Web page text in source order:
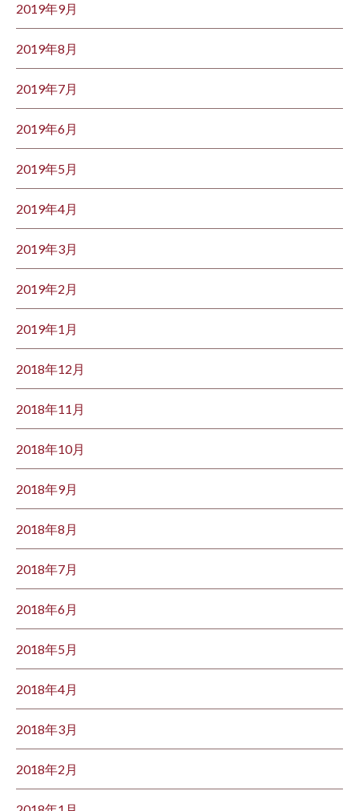
2019年9月
2019年8月
2019年7月
2019年6月
2019年5月
2019年4月
2019年3月
2019年2月
2019年1月
2018年12月
2018年11月
2018年10月
2018年9月
2018年8月
2018年7月
2018年6月
2018年5月
2018年4月
2018年3月
2018年2月